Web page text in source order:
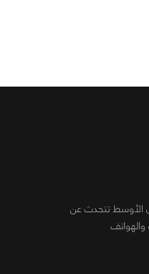
الأوسط تتحدث عن
والهواتف